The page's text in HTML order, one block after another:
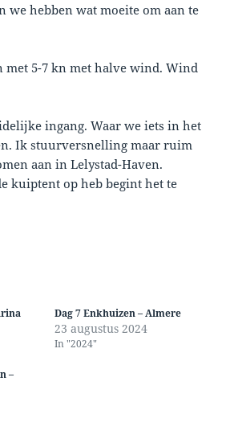
we hebben wat moeite om aan te
met 5-7 kn met halve wind. Wind
ingang. Waar we iets in het
Ik stuurversnelling maar ruim
aan in Lelystad-Haven.
kuiptent op heb begint het te
Dag 7 Enkhuizen – Almere
23 augustus 2024
In "2024"
–